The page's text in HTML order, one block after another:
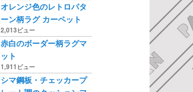
オレンジ色のレトロパタ
ーン柄ラグ カーペット
2,013ビュー
赤白のボーダー柄ラグマ
ット
1,911ビュー
シマ鋼板・チェッカープ